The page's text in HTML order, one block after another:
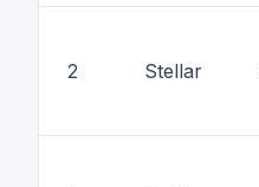
2 Stellar